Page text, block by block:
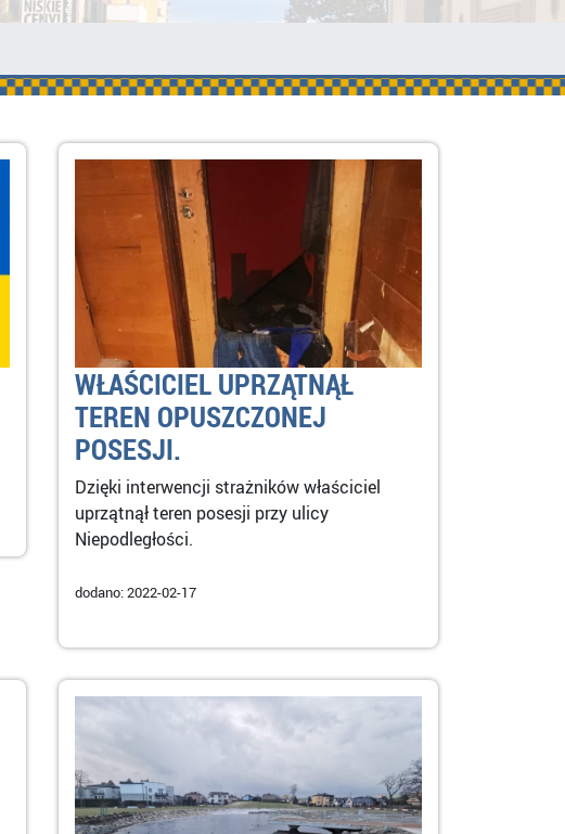
WŁAŚCICIEL UPRZĄTNĄŁ
TEREN OPUSZCZONEJ
POSESJI.
Dzięki interwencji strażników właściciel
uprzątnął teren posesji przy ulicy
Niepodległości.
dodano: 2022-02-17